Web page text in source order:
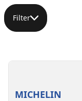
Filter
MICHELIN